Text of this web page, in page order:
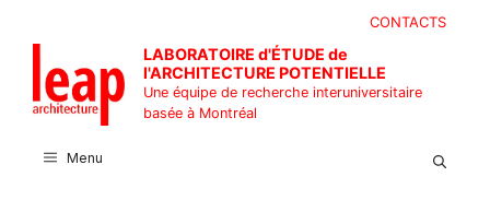
contenu
CONTACTS
LABORATOIRE d'ÉTUDE de
l'ARCHITECTURE POTENTIELLE
Une équipe de recherche interuniversitaire
basée à Montréal
Menu